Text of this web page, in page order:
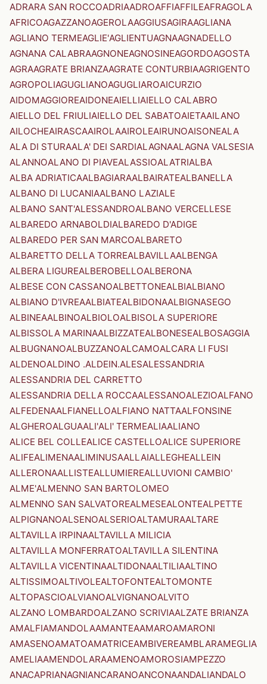
ADRARA SAN ROCCOADRIAADROAFFIAFFILEAFRAGOLA
AFRICOAGAZZANOAGEROLAAGGIUSAGIRAAGLIANA
AGLIANO TERMEAGLIE'AGLIENTUAGNAAGNADELLO
AGNANA CALABRAAGNONEAGNOSINEAGORDOAGOSTA
AGRAAGRATE BRIANZAAGRATE CONTURBIAAGRIGENTO
AGROPOLIAGUGLIANOAGUGLIAROAICURZIO
AIDOMAGGIOREAIDONEAIELLIAIELLO CALABRO
AIELLO DEL FRIULIAIELLO DEL SABATOAIETAAILANO
AILOCHEAIRASCAAIROLAAIROLEAIRUNOAISONEALA
ALA DI STURAALA' DEI SARDIALAGNAALAGNA VALSESIA
ALANNOALANO DI PIAVEALASSIOALATRIALBA
ALBA ADRIATICAALBAGIARAALBAIRATEALBANELLA
ALBANO DI LUCANIAALBANO LAZIALE
ALBANO SANT'ALESSANDROALBANO VERCELLESE
ALBAREDO ARNABOLDIALBAREDO D'ADIGE
ALBAREDO PER SAN MARCOALBARETO
ALBARETTO DELLA TORREALBAVILLAALBENGA
ALBERA LIGUREALBEROBELLOALBERONA
ALBESE CON CASSANOALBETTONEALBIALBIANO
ALBIANO D'IVREAALBIATEALBIDONAALBIGNASEGO
ALBINEAALBINOALBIOLOALBISOLA SUPERIORE
ALBISSOLA MARINAALBIZZATEALBONESEALBOSAGGIA
ALBUGNANOALBUZZANOALCAMOALCARA LI FUSI
ALDENOALDINO .ALDEIN.ALESALESSANDRIA
ALESSANDRIA DEL CARRETTO
ALESSANDRIA DELLA ROCCAALESSANOALEZIOALFANO
ALFEDENAALFIANELLOALFIANO NATTAALFONSINE
ALGHEROALGUAALI'ALI' TERMEALIAALIANO
ALICE BEL COLLEALICE CASTELLOALICE SUPERIORE
ALIFEALIMENAALIMINUSAALLAIALLEGHEALLEIN
ALLERONAALLISTEALLUMIEREALLUVIONI CAMBIO'
ALME'ALMENNO SAN BARTOLOMEO
ALMENNO SAN SALVATOREALMESEALONTEALPETTE
ALPIGNANOALSENOALSERIOALTAMURAALTARE
ALTAVILLA IRPINAALTAVILLA MILICIA
ALTAVILLA MONFERRATOALTAVILLA SILENTINA
ALTAVILLA VICENTINAALTIDONAALTILIAALTINO
ALTISSIMOALTIVOLEALTOFONTEALTOMONTE
ALTOPASCIOALVIANOALVIGNANOALVITO
ALZANO LOMBARDOALZANO SCRIVIAALZATE BRIANZA
AMALFIAMANDOLAAMANTEAAMAROAMARONI
AMASENOAMATOAMATRICEAMBIVEREAMBLARAMEGLIA
AMELIAAMENDOLARAAMENOAMOROSIAMPEZZO
ANACAPRIANAGNIANCARANOANCONAANDALIANDALO